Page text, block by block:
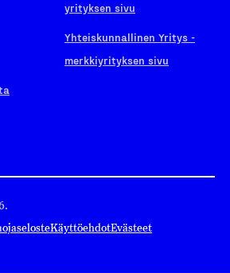
yrityksen sivu
Yhteiskunnallinen Yritys -
merkkiyrityksen sivu
KäyttöehdotEvästeet